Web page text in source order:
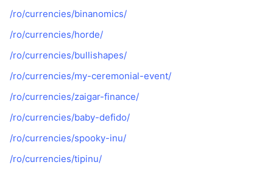
/ro/currencies/binanomics/
/ro/currencies/horde/
/ro/currencies/bullishapes/
/ro/currencies/my-ceremonial-event/
/ro/currencies/zaigar-finance/
/ro/currencies/baby-defido/
/ro/currencies/spooky-inu/
/ro/currencies/tipinu/